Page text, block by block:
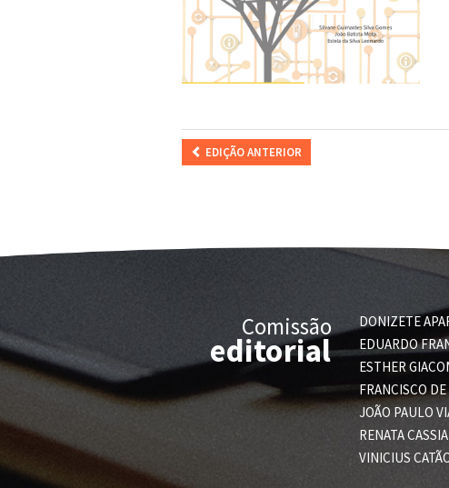
EDIÇÃO ANTERIOR
Comissão
editorial
DONIZETE
EDUARDO
ESTHER
FRANCISCO
JOÃO PAULO
RENATA
VINICIUS